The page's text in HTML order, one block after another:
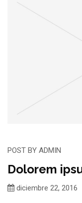
POST BY ADMIN
Dolorem
diciembre 22, 2016